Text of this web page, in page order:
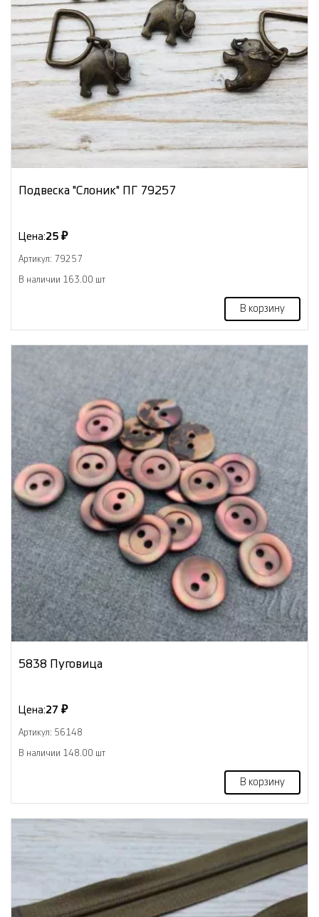
Подвеска "Слоник" ПГ 79257
Цена:25 ₽
Артикул: 79257
В наличии 163.00 шт
В корзину
5838 Пуговица
Цена:27 ₽
Артикул: 56148
В наличии 148.00 шт
В корзину